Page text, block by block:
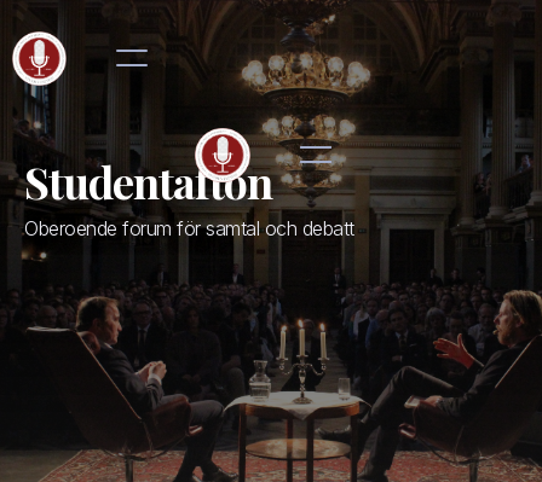
Studentafton
Oberoende forum för samtal och debatt